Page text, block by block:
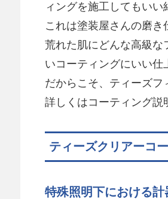
ィングを施工してもいい
これは塗装屋さんの磨き
荒れた肌にどんな高級な
いコーティングにいい仕
だからこそ、ティーズフ
詳しくはコーティング説
ティーズクリアーコ
特殊照明下における